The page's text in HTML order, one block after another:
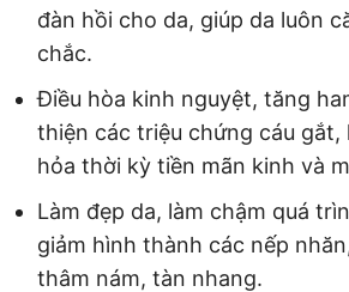
đàn hồi cho da, giúp da luôn
chắc.
Điều hòa kinh nguyệt, tăng
thiện các triệu chứng cáu gắt,
hỏa thời kỳ tiền mãn kinh và
Làm đẹp da, làm chậm quá
giảm hình thành các nếp
thâm nám, tàn nhang.